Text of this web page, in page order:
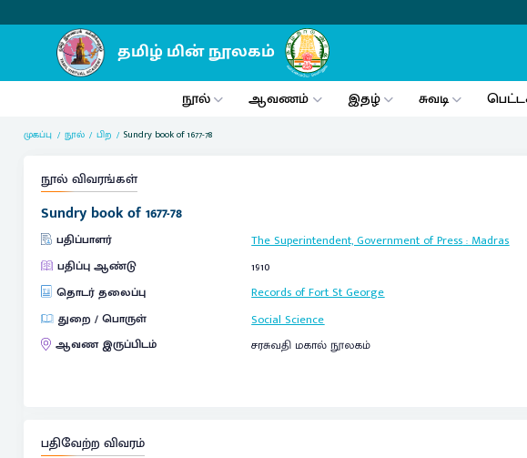
நூல் ஆவணம் இதழ் சுவடி
முகப்பு நூல் பிற Sundry book of 1677-78
நூல் விவரங்கள்
Sundry book of 1677-78
பதிப்பாளர் The Superintendent, Government of Press:Madras
பதிப்பு ஆண்டு
1910
தொடர் தலைப்பு
Records of Fort St George
துறை / பொருள்
Social Science
ஆவண இருப்பிடம்
சரசுவதி மகால் நூலகம்
பதிவேற்ற விவரம்